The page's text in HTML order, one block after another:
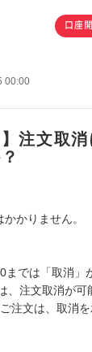
口座
00:00
】注文取
かりません。
では「取消」
、注文取消が可
注文は、取消